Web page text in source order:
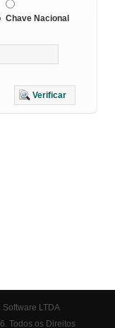
Chave Nacional
Verificar
LTDA
Todos os Direitos